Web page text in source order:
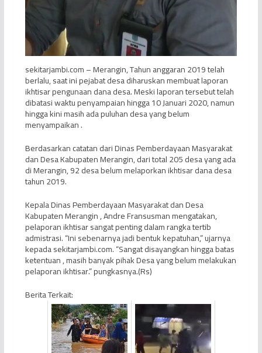
sekitarjambi.com – Merangin, Tahun anggaran 2019 telah
berlalu, saat ini pejabat desa diharuskan membuat laporan
ikhtisar pengunaan dana desa. Meski laporan tersebut telah
dibatasi waktu penyampaian hingga 10 Januari 2020, namun
hingga kini masih ada puluhan desa yang belum
menyampaikan .
Berdasarkan catatan dari Dinas Pemberdayaan Masyarakat
dan Desa Kabupaten Merangin, dari total 205 desa yang ada
di Merangin, 92 desa belum melaporkan ikhtisar dana desa
tahun 2019.
Kepala Dinas Pemberdayaan Masyarakat dan Desa
Kabupaten Merangin , Andre Fransusman mengatakan,
pelaporan ikhtisar sangat penting dalam rangka tertib
admistrasi. “Ini sebenarnya jadi bentuk kepatuhan,” ujarnya
kepada sekitarjambi.com. “Sangat disayangkan hingga batas
ketentuan , masih banyak pihak Desa yang belum melakukan
pelaporan ikhtisar.” pungkasnya.(Rs)
Berita Terkait: